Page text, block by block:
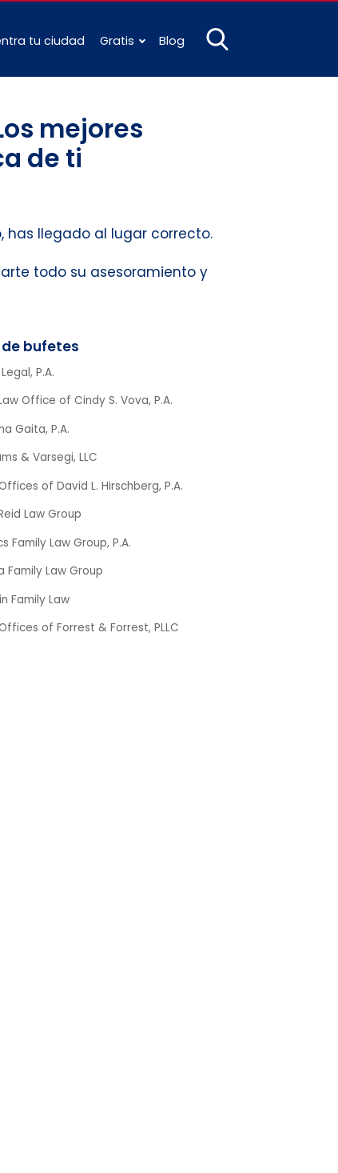
tu ciudad Gratis Blog
mejores
de ti
has llegado al lugar correcto.
todo su asesoramiento y
P.A.
Office of Cindy S. Vova, P.A.
Gaita, P.A.
& Varsegi, LLC
of David L. Hirschberg, P.A.
Law Group
Family Law Group, P.A.
Family Law Group
Family Law
of Forrest & Forrest, PLLC